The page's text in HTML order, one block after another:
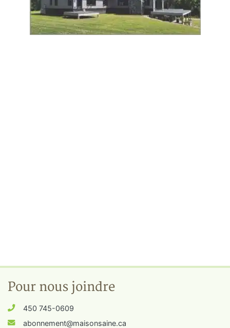
Pour nous joindre
450 745-0609
abonnement@maisonsaine.ca